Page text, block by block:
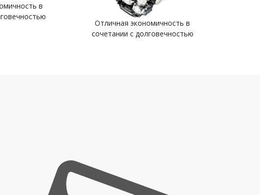
в
Отличная экономичность в
сочетании с долговечностью